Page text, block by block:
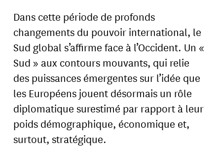
Dans cette période de profonds
changements du pouvoir international, le
Sud global s’affirme face à l’Occident. Un «
Sud » aux contours mouvants, qui relie
des puissances émergentes sur l’idée que
les Européens jouent désormais un rôle
diplomatique surestimé par rapport à leur
poids démographique, économique et,
surtout, stratégique.